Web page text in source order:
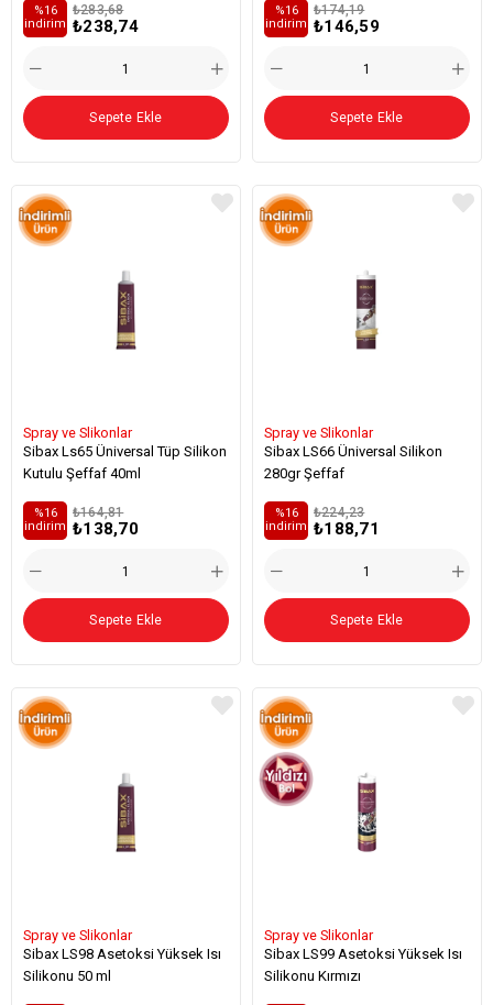
₺238,74
₺283,68
%16
i̇ndirim
Sepete Ekle
₺146,59
₺174,19
%16
i̇ndirim
Sepete Ekle
Spray ve Slikonlar
Sibax Ls65 Üniversal Tüp Silikon
Kutulu Şeffaf 40ml
₺138,70
₺164,81
%16
i̇ndirim
Sepete Ekle
Spray ve Slikonlar
Sibax LS66 Üniversal Silikon
280gr Şeffaf
₺188,71
₺224,23
%16
i̇ndirim
Sepete Ekle
Spray ve Slikonlar
Sibax LS98 Asetoksi Yüksek Isı
Silikonu 50 ml
Spray ve Slikonlar
Sibax LS99 Asetoksi Yüksek Isı
Silikonu Kırmızı